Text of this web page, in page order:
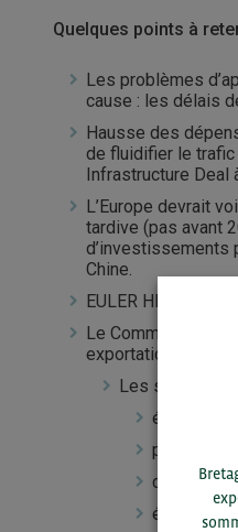
Quelques points à
Les problèmes
cause : les délais
Hausse des
de fluidifier le trafic
Infrastructure Deal
L’Europe devrait
tardive (pas avant
d’investissements
Chine.
EULER HERMES
Le Commerce
exportations soit
Les secteurs
produits
chimie